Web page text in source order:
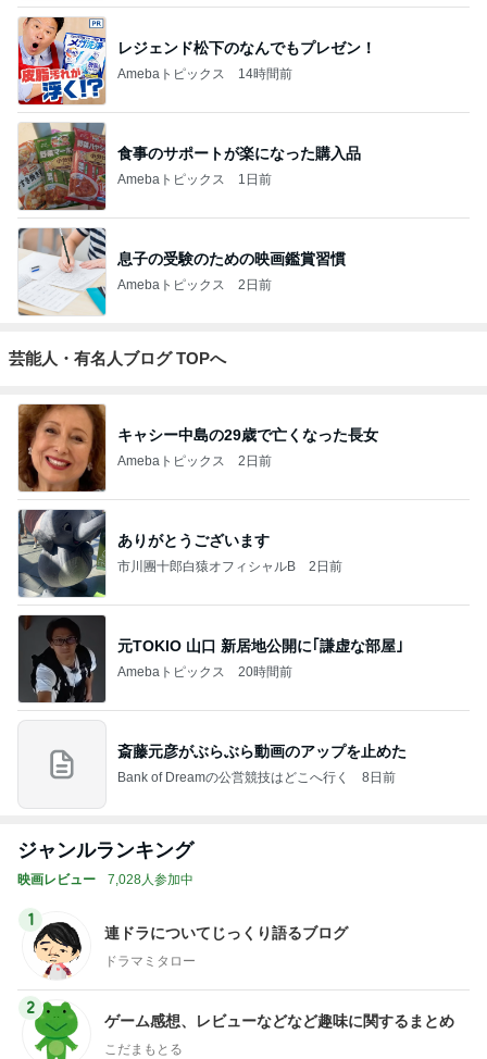
レジェンド松下のなんでもプレゼン！
Amebaトピックス 14時間前
食事のサポートが楽になった購入品
Amebaトピックス 1日前
息子の受験のための映画鑑賞習慣
Amebaトピックス 2日前
芸能人・有名人ブログ TOPへ
キャシー中島の29歳で亡くなった長女
Amebaトピックス 2日前
ありがとうございます
市川團十郎白猿オフィシャルB 2日前
元TOKIO 山口 新居地公開に｢謙虚な部屋｣
Amebaトピックス 20時間前
斎藤元彦がぶらぶら動画のアップを止めた
Bank of Dreamの公営競技はどこへ行く 8日前
ジャンルランキング
映画レビュー 7,028人参加中
1
連ドラについてじっくり語るブログ
ドラマミタロー
2
ゲーム感想、レビューなどなど趣味に関するまとめ
こだまもとる